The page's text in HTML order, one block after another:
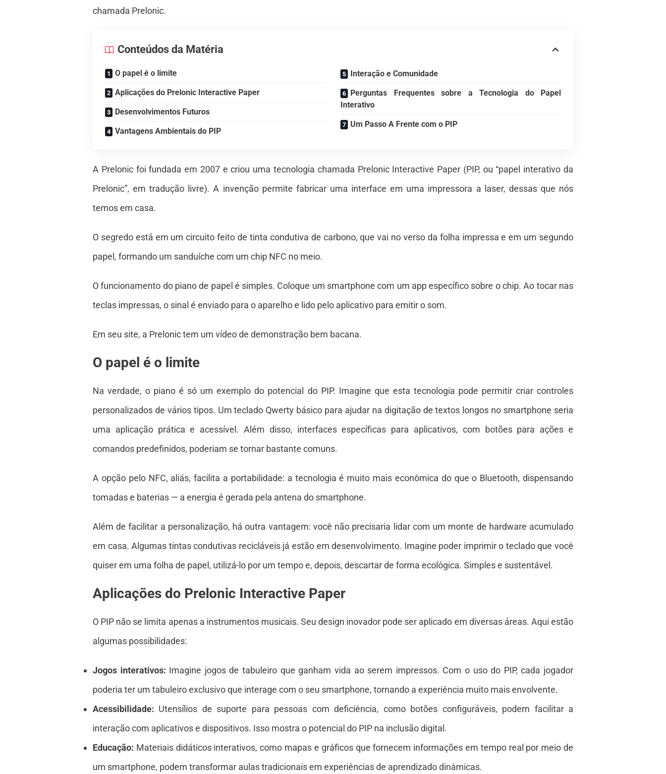
chamada Prelonic.
Conteúdos da Matéria
O papel é o limite
Aplicações do Prelonic Interactive Paper
Desenvolvimentos Futuros
Vantagens Ambientais do PIP
Interação e Comunidade
Perguntas Frequentes sobre a Tecnologia do Papel
Interativo
Um Passo A Frente com o PIP
A Prelonic foi fundada em 2007 e criou uma tecnologia chamada Prelonic Interactive Paper (PIP, ou “papel interativo da
Prelonic”, em tradução livre). A invenção permite fabricar uma interface em uma impressora a laser, dessas que nós
temos em casa.
O segredo está em um circuito feito de tinta condutiva de carbono, que vai no verso da folha impressa e em um segundo
papel, formando um sanduíche com um chip NFC no meio.
O funcionamento do piano de papel é simples. Coloque um smartphone com um app específico sobre o chip. Ao tocar nas
teclas impressas, o sinal é enviado para o aparelho e lido pelo aplicativo para emitir o som.
Em seu site, a Prelonic tem um vídeo de demonstração bem bacana.
O papel é o limite
Na verdade, o piano é só um exemplo do potencial do PIP. Imagine que esta tecnologia pode permitir criar controles
personalizados de vários tipos. Um teclado Qwerty básico para ajudar na digitação de textos longos no smartphone seria
uma aplicação prática e acessível. Além disso, interfaces específicas para aplicativos, com botões para ações e
comandos predefinidos, poderiam se tornar bastante comuns.
A opção pelo NFC, aliás, facilita a portabilidade: a tecnologia é muito mais econômica do que o Bluetooth, dispensando
tomadas e baterias — a energia é gerada pela antena do smartphone.
Além de facilitar a personalização, há outra vantagem: você não precisaria lidar com um monte de hardware acumulado
em casa. Algumas tintas condutivas recicláveis já estão em desenvolvimento. Imagine poder imprimir o teclado que você
quiser em uma folha de papel, utilizá-lo por um tempo e, depois, descartar de forma ecológica. Simples e sustentável.
Aplicações do Prelonic Interactive Paper
O PIP não se limita apenas a instrumentos musicais. Seu design inovador pode ser aplicado em diversas áreas. Aqui estão
algumas possibilidades:
Jogos interativos: Imagine jogos de tabuleiro que ganham vida ao serem impressos. Com o uso do PIP, cada jogador
poderia ter um tabuleiro exclusivo que interage com o seu smartphone, tornando a experiência muito mais envolvente.
Acessibilidade: Utensílios de suporte para pessoas com deficiência, como botões configuráveis, podem facilitar a
interação com aplicativos e dispositivos. Isso mostra o potencial do PIP na inclusão digital.
Educação: Materiais didáticos interativos, como mapas e gráficos que fornecem informações em tempo real por meio de
um smartphone, podem transformar aulas tradicionais em experiências de aprendizado dinâmicas.